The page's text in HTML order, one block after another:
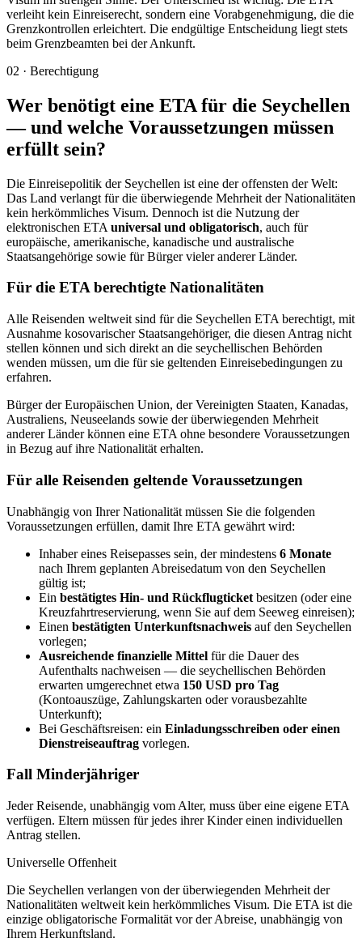
verleiht kein Einreiserecht, sondern eine Vorabgenehmigung, die die
Grenzkontrollen erleichtert. Die endgültige Entscheidung liegt stets
beim Grenzbeamten bei der Ankunft.
02 · Berechtigung
Wer benötigt eine ETA für die Seychellen
— und welche Voraussetzungen müssen
erfüllt sein?
Die Einreisepolitik der Seychellen ist eine der offensten der Welt:
Das Land verlangt für die überwiegende Mehrheit der Nationalitäten
kein herkömmliches Visum. Dennoch ist die Nutzung der
elektronischen ETA universal und obligatorisch, auch für
europäische, amerikanische, kanadische und australische
Staatsangehörige sowie für Bürger vieler anderer Länder.
Für die ETA berechtigte Nationalitäten
Alle Reisenden weltweit sind für die Seychellen ETA berechtigt, mit
Ausnahme kosovarischer Staatsangehöriger, die diesen Antrag nicht
stellen können und sich direkt an die seychellischen Behörden
wenden müssen, um die für sie geltenden Einreisebedingungen zu
erfahren.
Bürger der Europäischen Union, der Vereinigten Staaten, Kanadas,
Australiens, Neuseelands sowie der überwiegenden Mehrheit
anderer Länder können eine ETA ohne besondere Voraussetzungen
in Bezug auf ihre Nationalität erhalten.
Für alle Reisenden geltende Voraussetzungen
Unabhängig von Ihrer Nationalität müssen Sie die folgenden
Voraussetzungen erfüllen, damit Ihre ETA gewährt wird:
Inhaber eines Reisepasses sein, der mindestens 6 Monate
nach Ihrem geplanten Abreisedatum von den Seychellen
gültig ist;
Ein bestätigtes Hin- und Rückflugticket besitzen (oder eine
Kreuzfahrtreservierung, wenn Sie auf dem Seeweg einreisen);
Einen bestätigten Unterkunftsnachweis auf den Seychellen
vorlegen;
Ausreichende finanzielle Mittel für die Dauer des
Aufenthalts nachweisen — die seychellischen Behörden
erwarten umgerechnet etwa 150 USD pro Tag
(Kontoauszüge, Zahlungskarten oder vorausbezahlte
Unterkunft);
Bei Geschäftsreisen: ein Einladungsschreiben oder einen
Dienstreiseauftrag vorlegen.
Fall Minderjähriger
Jeder Reisende, unabhängig vom Alter, muss über eine eigene ETA
verfügen. Eltern müssen für jedes ihrer Kinder einen individuellen
Antrag stellen.
Universelle Offenheit
Die Seychellen verlangen von der überwiegenden Mehrheit der
Nationalitäten weltweit kein herkömmliches Visum. Die ETA ist die
einzige obligatorische Formalität vor der Abreise, unabhängig von
Ihrem Herkunftsland.